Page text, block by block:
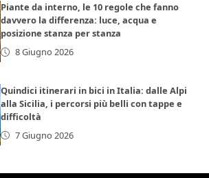
Piante da interno, le 10 regole che fanno
davvero la differenza: luce, acqua e
posizione stanza per stanza
8 Giugno 2026
Quindici itinerari in bici in Italia: dalle Alpi
alla Sicilia, i percorsi più belli con tappe e
difficoltà
7 Giugno 2026